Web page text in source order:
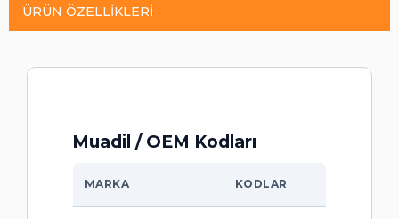
ÜRÜN ÖZELLIKLERI
Muadil / OEM Kodları
MARKA KODLAR